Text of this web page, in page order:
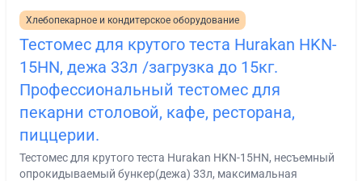
Хлебопекарное и кондитерское оборудование
Тестомес для крутого теста Hurakan HKN-
15HN, дежа 33л /загрузка до 15кг.
Профессиональный тестомес для
пекарни столовой, кафе, ресторана,
пиццерии.
Тестомес для крутого теста Hurakan HKN-15HN, несъемный
опрокидываемый бункер(дежа) 33л, максимальная